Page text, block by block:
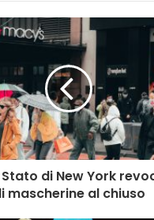
Stato di New York
mascherine al chiuso